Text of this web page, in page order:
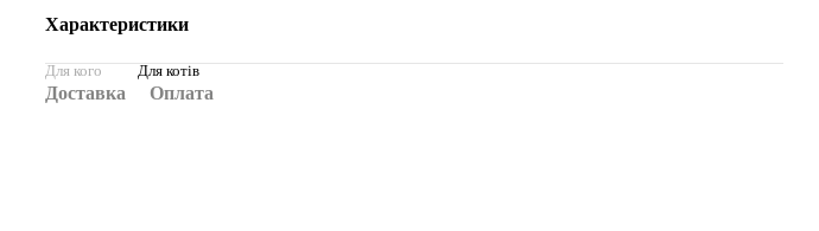
Характеристики
Для кого Для котів
Доставка Оплата